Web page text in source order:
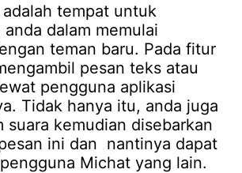
tempat untuk
dalam memulai
teman baru. Pada fitur
pesan teks atau
pengguna aplikasi
Tidak hanya itu, anda juga
suara kemudian disebarkan
ini dan nantinya dapat
Michat yang lain.